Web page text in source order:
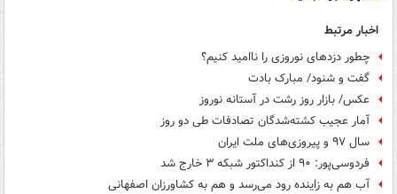
اخبار مرتبط
چطور دزدهای نوروزی را ناامید کنیم؟
گفت و شنود/ مبارک بادت
عکس/ بازار روز رشت‎ در آستانه نوروز
آمار عجیب کشته‌شدگان تصادفات طی دو روز
سال ۹۷ و پیروزی‌های ملت ایران
فردوسی‌پور: ۹۰ از کنداکتور شبکه ۳ خارج شد
آب هم به زاینده رود می‌رسد و هم به کشاورزان اصفهانی